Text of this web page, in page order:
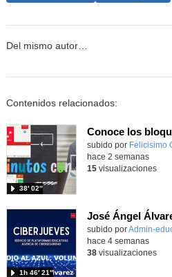
Del mismo autor…
Contenidos relacionados:
Contenido educativo.
subido por Felicisimo
38′ 02″
hace 2 semanas
15visualizaciones
subido porAdmin-
1h 46′ 21″
hace 4 semanas
38visualizaciones